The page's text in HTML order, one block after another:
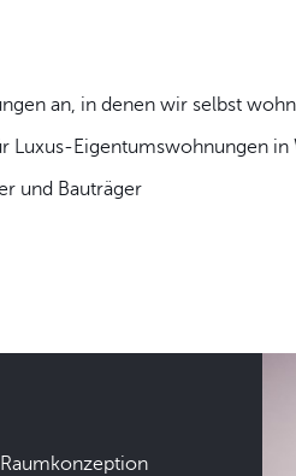
an, in denen wir
Luxus-Eigentumswohnungen in
und Bauträger